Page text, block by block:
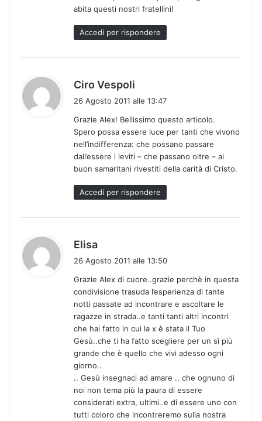
abita questi nostri fratellini!
Accedi per rispondere
Ciro Vespoli
e
t
t
26 Agosto 2011 alle 13:47
Grazie Alex! Bellissimo questo articolo.
Spero possa essere luce per tanti che vivono
nell’indifferenza: che possano passare
dall’essere i leviti – che passano oltre – ai
buon samaritani rivestiti della carità di Cristo.
Accedi per rispondere
Elisa
e
t
t
26 Agosto 2011 alle 13:50
Grazie Alex di cuore..grazie perchè in questa
condivisione trasuda l’esperienza di tante
notti passate ad incontrare e ascoltare le
ragazze in strada..e tanti tanti altri incontri
che hai fatto in cui la x è stata il Tuo
Gesù..che ti ha fatto scegliere per un sì più
grande che è quello che vivi adesso ogni
giorno..
.. Gesù insegnaci ad amare .. che ognuno di
noi non tema più la paura di essere
considerati extra, ultimi..e di essere uno con
tutti coloro che incontreremo sulla nostra